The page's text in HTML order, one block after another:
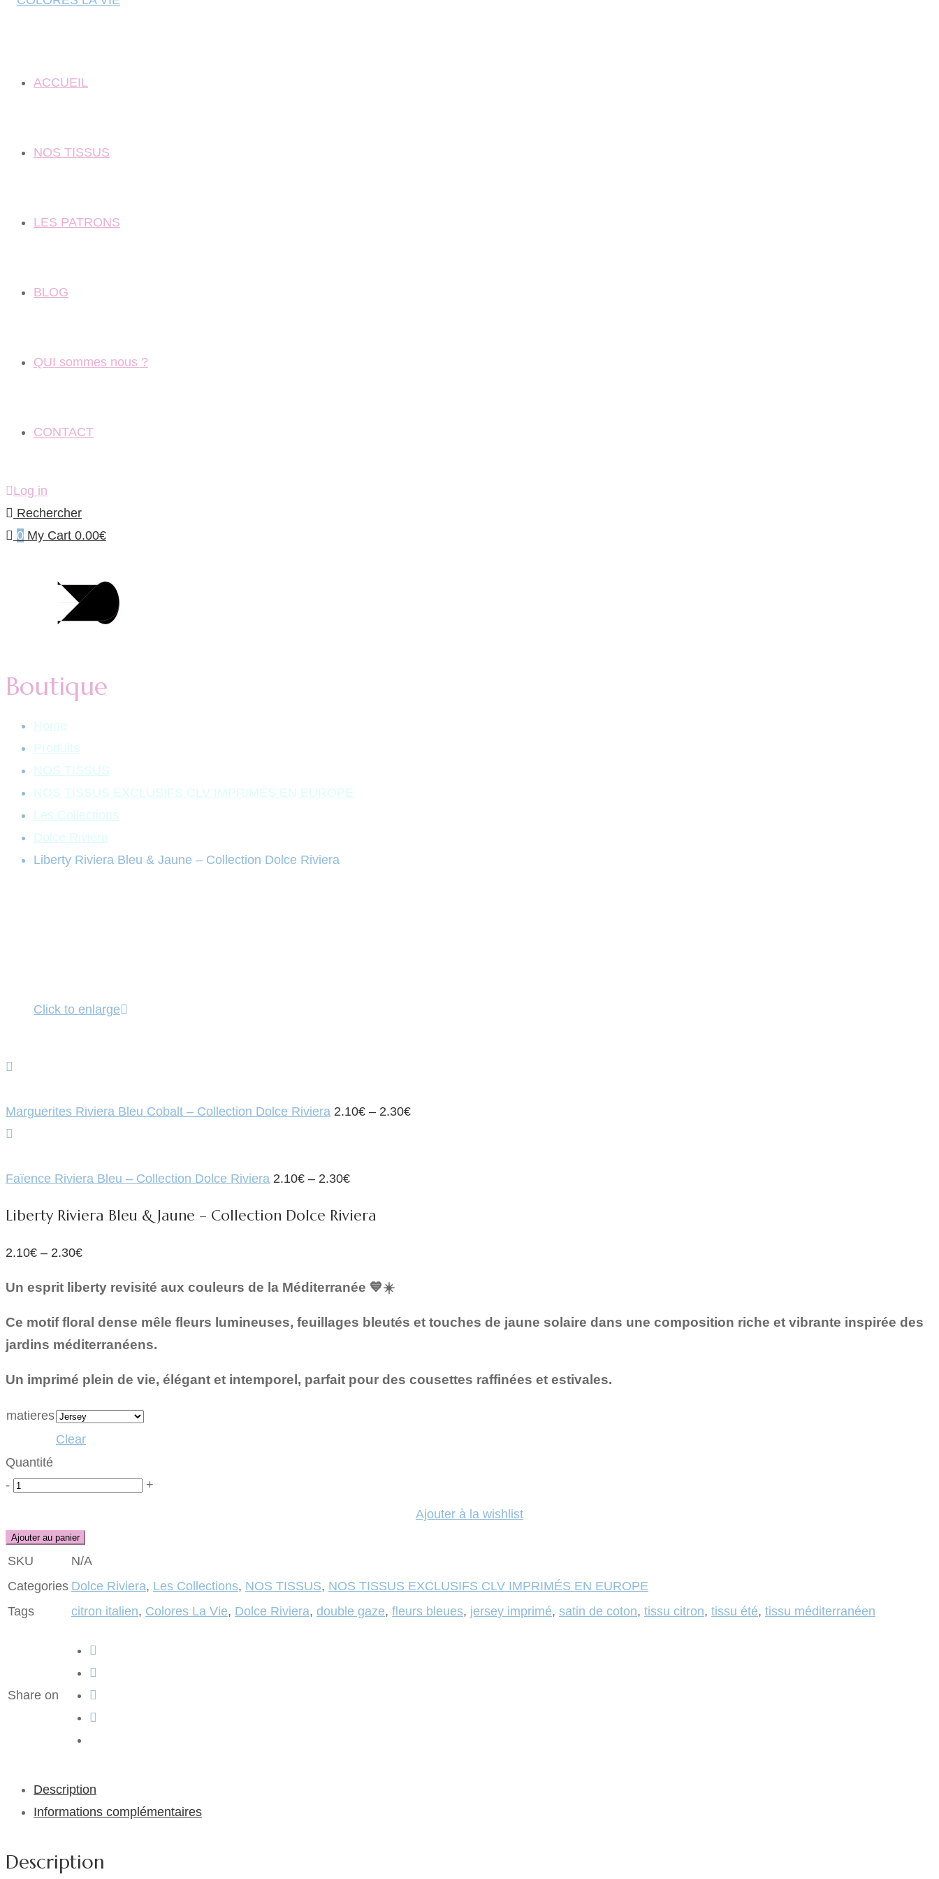
ACCUEIL
NOS TISSUS
LES PATRONS
BLOG
QUI sommes nous ?
CONTACT
Log in
Rechercher
0 My Cart 0.00€
Boutique
Home
Produits
NOS TISSUS
NOS TISSUS EXCLUSIFS CLV IMPRIMÉS EN EUROPE
Les Collections
Dolce Riviera
Liberty Riviera Bleu & Jaune – Collection Dolce Riviera
Click to enlarge
Marguerites Riviera Bleu Cobalt – Collection Dolce Riviera 2.10€ – 2.30€
Faïence Riviera Bleu – Collection Dolce Riviera 2.10€ – 2.30€
Liberty Riviera Bleu & Jaune – Collection Dolce Riviera
2.10€ – 2.30€
Un esprit liberty revisité aux couleurs de la Méditerranée 💙☀️
Ce motif floral dense mêle fleurs lumineuses, feuillages bleutés et touches de jaune solaire dans une composition riche et vibrante inspirée des
jardins méditerranéens.
Un imprimé plein de vie, élégant et intemporel, parfait pour des cousettes raffinées et estivales.
matieres
Clear
Quantité
- Quantité +
Ajouter à la wishlist
Ajouter au panier
SKU
N/A
Categories Dolce Riviera, Les Collections, NOS TISSUS, NOS TISSUS EXCLUSIFS CLV IMPRIMÉS EN EUROPE
Tags
citron italien, Colores La Vie, Dolce Riviera, double gaze, fleurs bleues, jersey imprimé, satin de coton, tissu citron, tissu été, tissu méditerranéen
Share on
Description
Informations complémentaires
Description